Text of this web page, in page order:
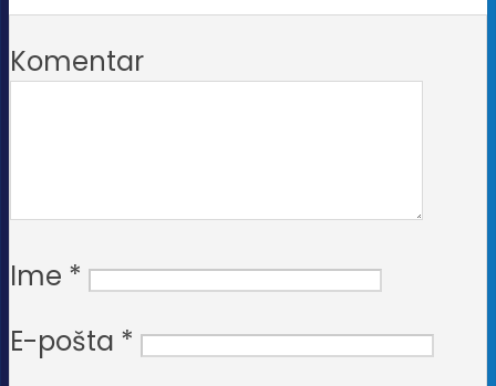
Komentar
Ime *
E-pošta *